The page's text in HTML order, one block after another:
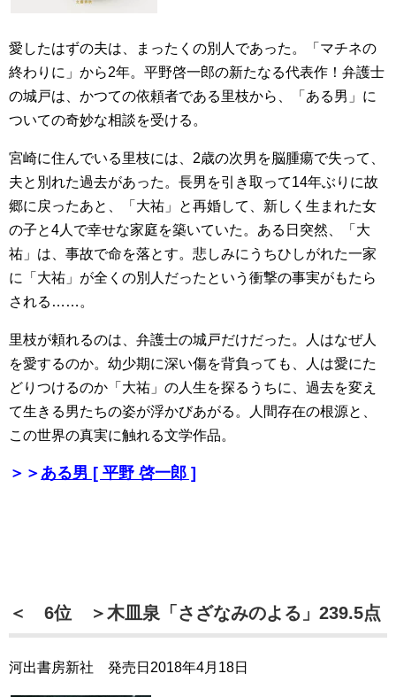
愛したはずの夫は、まったくの別人であった。「マチネの
終わりに」から2年。平野啓一郎の新たなる代表作！弁護士
の城戸は、かつての依頼者である里枝から、「ある男」に
ついての奇妙な相談を受ける。
宮崎に住んでいる里枝には、2歳の次男を脳腫瘍で失って、
夫と別れた過去があった。長男を引き取って14年ぶりに故
郷に戻ったあと、「大祐」と再婚して、新しく生まれた女
の子と4人で幸せな家庭を築いていた。ある日突然、「大
祐」は、事故で命を落とす。悲しみにうちひしがれた一家
に「大祐」が全くの別人だったという衝撃の事実がもたら
される……。
里枝が頼れるのは、弁護士の城戸だけだった。人はなぜ人
を愛するのか。幼少期に深い傷を背負っても、人は愛にた
どりつけるのか「大祐」の人生を探るうちに、過去を変え
て生きる男たちの姿が浮かびあがる。人間存在の根源と、
この世界の真実に触れる文学作品。
＞＞ ある男 [ 平野 啓一郎 ]
＜ 6位 ＞木皿泉「さざなみのよる」239.5点
河出書房新社 発売日2018年4月18日